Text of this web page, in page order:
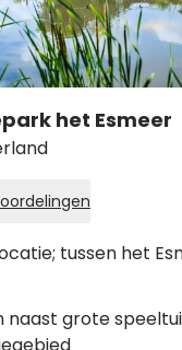
het Esmeer
tussen het
naast grote